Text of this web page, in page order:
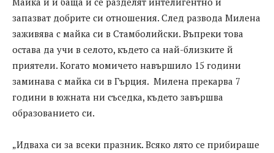
запазват добрите си отношения. След развода Милена
заживява с майка си в Стамболийски. Въпреки това
остава да учи в селото, където са най-близките й
приятели. Когато момичето навършило 15 години
заминава с майка си в Гърция. Милена прекарва 7
години в южната ни съседка, където завършва
образованието си.
„Идваха си за всеки празник. Всяко лято се прибираше